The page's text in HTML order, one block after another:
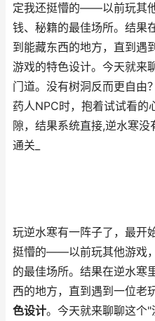
定我还挺懵的——以前玩其
钱、秘籍的最佳场所。结果
到能藏东西的地方，直到遇
游戏的特色设计。今天就来
门道。没有树洞反而更自由
药人NPC时，抱着试试看的
隙，结果系统直接,逆水寒
通关_
玩逆水寒有一阵子了，最开
挺懵的——以前玩其他游戏
的最佳场所。结果在逆水寒
西的地方，直到遇到一位老
色设计。今天就来聊聊这个"